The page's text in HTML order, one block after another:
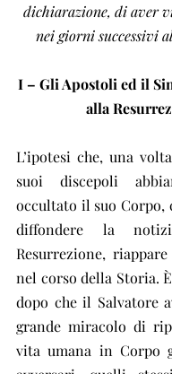
dichiarazione, di aver
nei giorni successivi
I – Gli Apostoli ed il
alla
L’ipotesi che, una
suoi discepoli
occultato il suo Corpo,
diffondere la
Resurrezione,
nel corso della Storia.
dopo che il Salvatore
grande miracolo di
vita umana in Corpo